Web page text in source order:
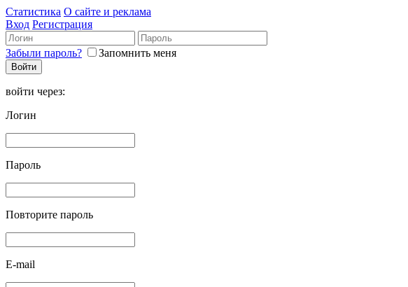
Статистика О сайте и реклама
Вход Регистрация
Забыли пароль? Запомнить меня
войти через:
Логин
Пароль
Повторите пароль
E-mail